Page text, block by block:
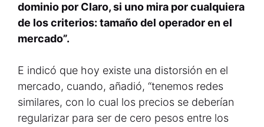
dominio por Claro, si uno mira por cualquiera
de los criterios: tamaño del operador en el
mercado”.
E indicó que hoy existe una distorsión en el
mercado, cuando, añadió, “tenemos redes
similares, con lo cual los precios se deberían
regularizar para ser de cero pesos entre los